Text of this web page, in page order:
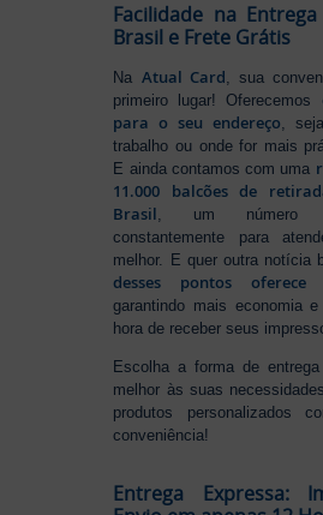
Facilidade na
Brasil e Frete Grátis
Na Atual Card, sua
primeiro lugar! Oferecemos
para o seu endereço,
trabalho ou onde for mais
E ainda contamos com uma
11.000 balcões de
Brasil, um número
constantemente para
melhor. E quer outra notícia
desses pontos oferece
garantindo mais economia
hora de receber seus
Escolha a forma de
melhor às suas
produtos personalizados
conveniência!
Entrega Expressa: